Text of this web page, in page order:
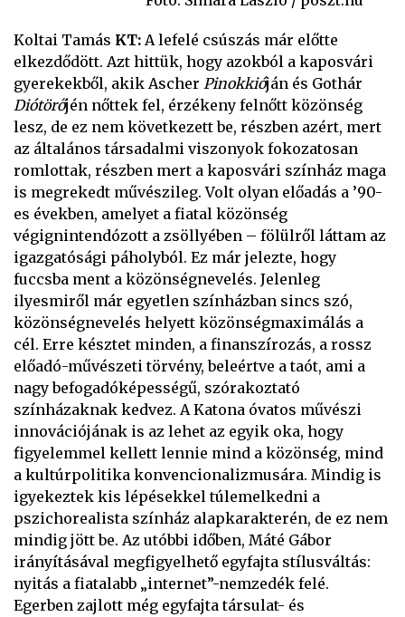
Koltai Tamás KT: A lefelé csúszás már előtte
elkezdődött. Azt hittük, hogy azokból a kaposvári
gyerekekből, akik Ascher Pinokkióján és Gothár
Diótörőjén nőttek fel, érzékeny felnőtt közönség
lesz, de ez nem következett be, részben azért, mert
az általános társadalmi viszonyok fokozatosan
romlottak, részben mert a kaposvári színház maga
is megrekedt művészileg. Volt olyan előadás a ’90-
es években, amelyet a fiatal közönség
végignintendózott a zsöllyében – fölülről láttam az
igazgatósági páholyból. Ez már jelezte, hogy
fuccsba ment a közönségnevelés. Jelenleg
ilyesmiről már egyetlen színházban sincs szó,
közönségnevelés helyett közönségmaximálás a
cél. Erre késztet minden, a finanszírozás, a rossz
előadó-művészeti törvény, beleértve a taót, ami a
nagy befogadóképességű, szórakoztató
színházaknak kedvez. A Katona óvatos művészi
innovációjának is az lehet az egyik oka, hogy
figyelemmel kellett lennie mind a közönség, mind
a kultúrpolitika konvencionalizmusára. Mindig is
igyekeztek kis lépésekkel túlemelkedni a
pszichorealista színház alapkarakterén, de ez nem
mindig jött be. Az utóbbi időben, Máté Gábor
irányításával megfigyelhető egyfajta stílusváltás:
nyitás a fiatalabb „internet”-nemzedék felé.
Egerben zajlott még egyfajta társulat- és